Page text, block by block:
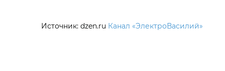
Источник: dzen.ru Канал «ЭлектроВасилий»